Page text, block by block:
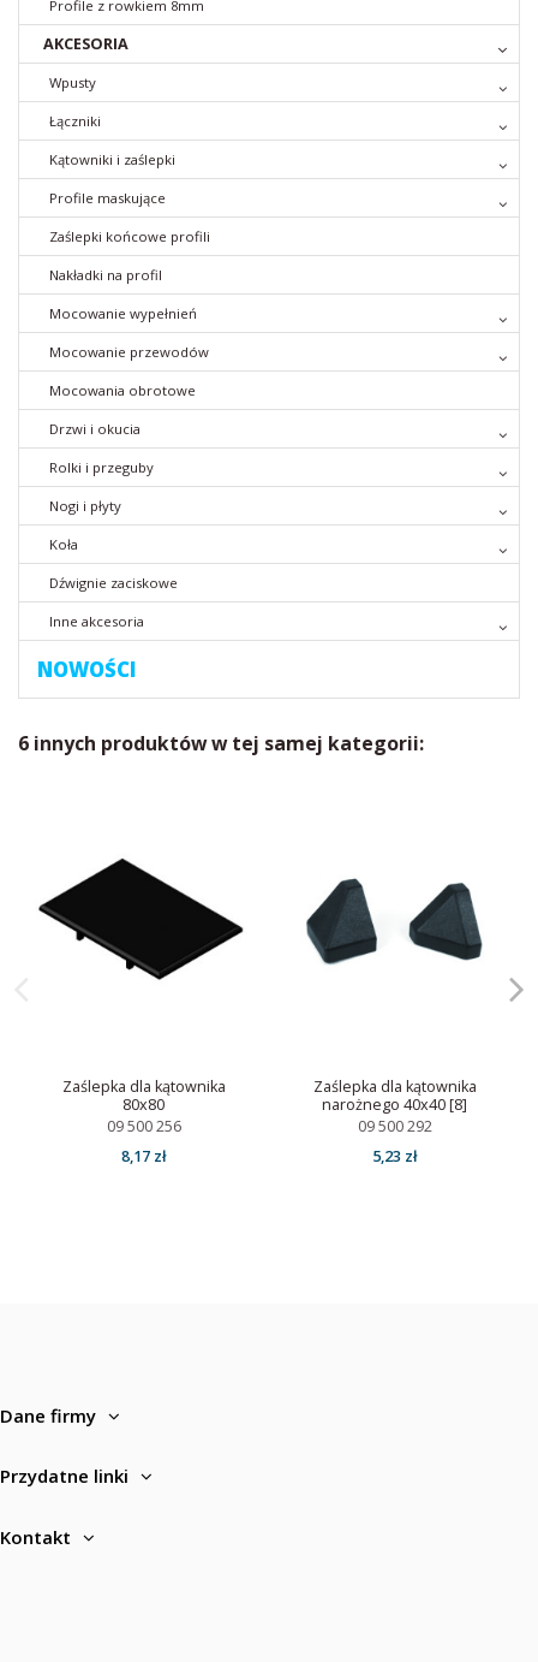
Profile z rowkiem 8mm
AKCESORIA
Wpusty
Łączniki
Kątowniki i zaślepki
Profile maskujące
Zaślepki końcowe profili
Nakładki na profil
Mocowanie wypełnień
Mocowanie przewodów
Mocowania obrotowe
Drzwi i okucia
Rolki i przeguby
Nogi i płyty
Koła
Dźwignie zaciskowe
Inne akcesoria
NOWOŚCI
6 innych produktów w tej samej kategorii:
Zaślepka dla kątownika
80x80
09 500 256
8,17 zł
Zaślepka dla kątownika
narożnego 40x40 [8]
09 500 292
5,23 zł
Dane firmy
Przydatne linki
Kontakt